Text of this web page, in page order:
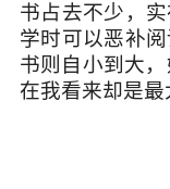
书占去不少，
学时可以恶补
书则自小到大，
在我看来却是最